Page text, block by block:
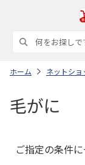
ホーム ネットショ
毛がに
ご指定の条件